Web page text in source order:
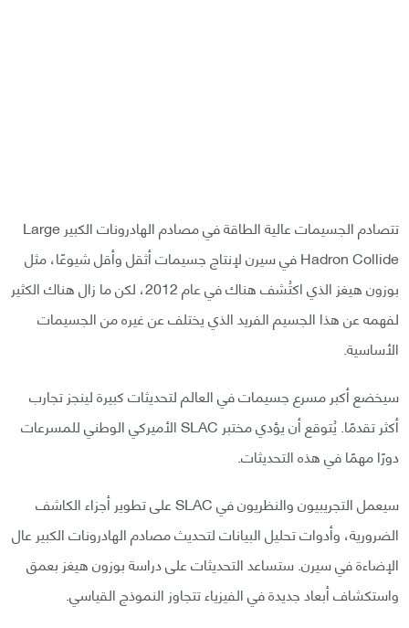
تتصادم الجسيمات عالية الطاقة في مصادم الهادرونات الكبير Large
Hadron Collide في سيرن لإنتاج جسيمات أثقل وأقل شيوعًا، مثل
بوزون هيغز الذي اكتُشف هناك في عام 2012، لكن ما زال هناك الكثير
لفهمه عن هذا الجسيم الفريد الذي يختلف عن غيره من الجسيمات
الأساسية.
سيخضع أكبر مسرع جسيمات في العالم لتحديثات كبيرة لينجز تجارب
أكثر تقدمًا. يُتوقع أن يؤدي مختبر SLAC الأميركي الوطني للمسرعات
دورًا مهمًا في هذه التحديثات.
سيعمل التجريبيون والنظريون في SLAC على تطوير أجزاء الكاشف
الضرورية، وأدوات تحليل البيانات لتحديث مصادم الهادرونات الكبير عال
الإضاءة في سيرن. ستساعد التحديثات على دراسة بوزون هيغز بعمق
واستكشاف أبعاد جديدة في الفيزياء تتجاوز النموذج القياسي.